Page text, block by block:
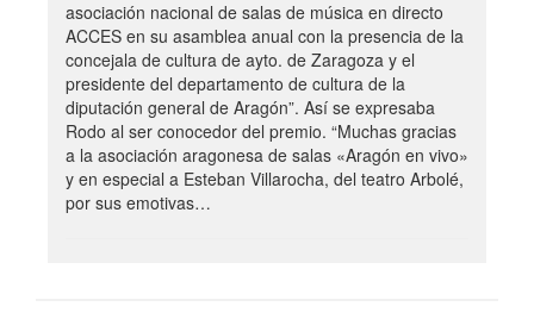
asociación nacional de salas de música en directo
ACCES en su asamblea anual con la presencia de la
concejala de cultura de ayto. de Zaragoza y el
presidente del departamento de cultura de la
diputación general de Aragón”. Así se expresaba
Rodo al ser conocedor del premio. “Muchas gracias
a la asociación aragonesa de salas «Aragón en vivo»
y en especial a Esteban Villarocha, del teatro Arbolé,
por sus emotivas…